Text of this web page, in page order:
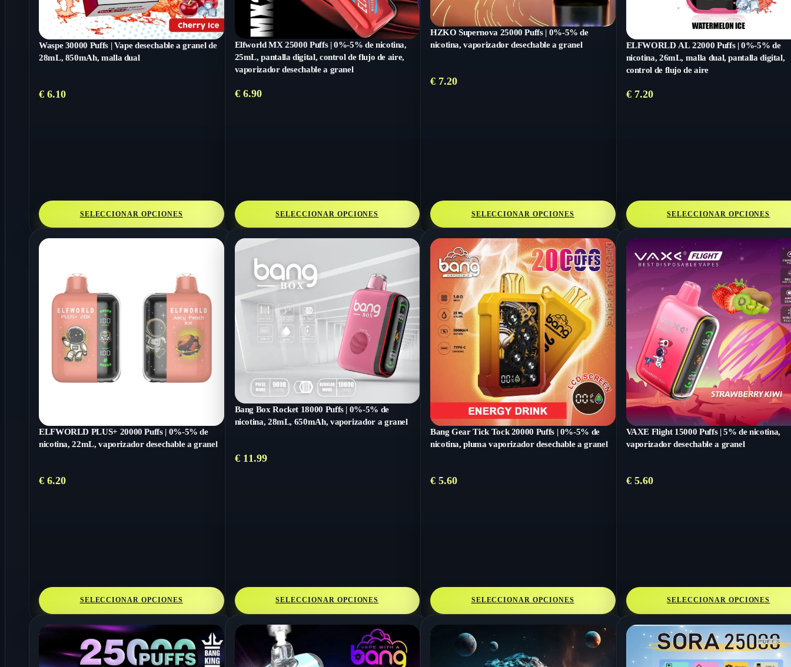
Waspe 30000 Puffs | Vape desechable a granel de
28mL, 850mAh, malla dual
€ 6.10
SELECCIONAR OPCIONES
Elfworld MX 25000 Puffs | 0%-5% de nicotina,
25mL, pantalla digital, control de flujo de aire,
vaporizador desechable a granel
€6.90
SELECCIONAR OPCIONES
HZKO Supernova 25000 Puffs | 0%-5% de
nicotina, vaporizador desechable a granel
€ 7.20
SELECCIONAR OPCIONES
ELFWORLD AL 22000 Puffs | 0%-5% de
nicotina, 26mL, malla dual, pantalla digital,
control de flujo de aire
€7.20
SELECCIONAR OPCIONES
ELFWORLD PLUS+ 20000 Puffs | 0%-5% de
nicotina, 22mL, vaporizador desechable a granel
€ 6.20
SELECCIONAR OPCIONES
Bang Box Rocket 18000 Puffs | 0%-5% de
nicotina, 28mL, 650mAh, vaporizador a granel
€11.99
SELECCIONAR OPCIONES
Bang Gear Tick Tock 20000 Puffs | 0%-5% de
nicotina, pluma vaporizador desechable a granel
€ 5.60
SELECCIONAR OPCIONES
VAXE Flight 15000 Puffs | 5% de nicotina,
vaporizador desechable a granel
€5.60
SELECCIONAR OPCIONES